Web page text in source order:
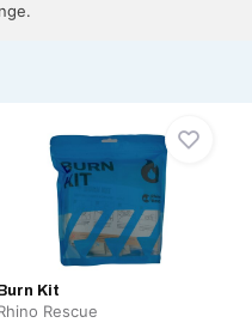
Burn Kit
Rescue